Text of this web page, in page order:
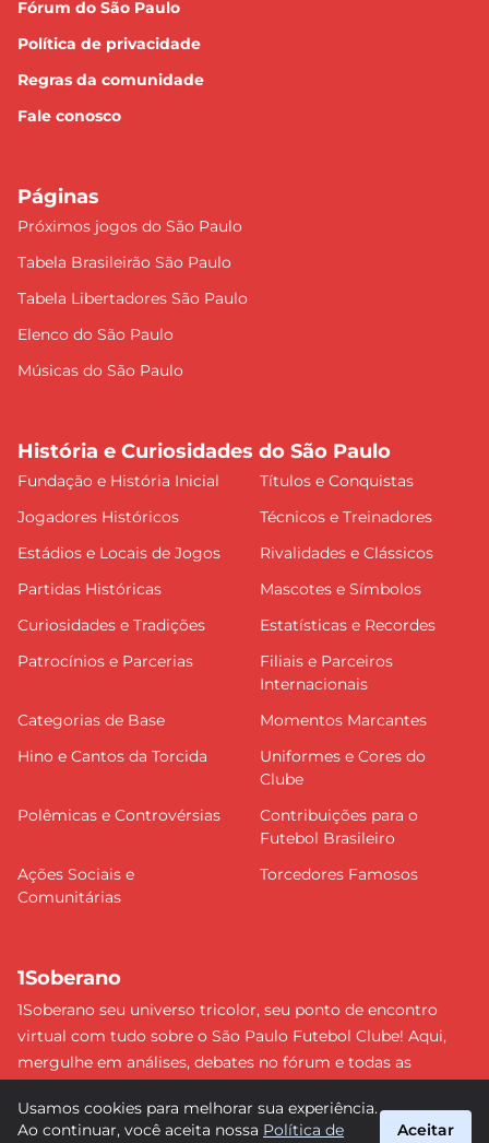
Fórum do São Paulo
Política de privacidade
Regras da comunidade
Fale conosco
Páginas
Próximos jogos do São Paulo
Tabela Brasileirão São Paulo
Tabela Libertadores São Paulo
Elenco do São Paulo
Músicas do São Paulo
História e Curiosidades do São Paulo
Fundação e História Inicial
Títulos e Conquistas
Jogadores Históricos
Técnicos e Treinadores
Estádios e Locais de Jogos
Rivalidades e Clássicos
Partidas Históricas
Mascotes e Símbolos
Curiosidades e Tradições
Estatísticas e Recordes
Patrocínios e Parcerias
Filiais e Parceiros
Internacionais
Categorias de Base
Momentos Marcantes
Hino e Cantos da Torcida
Uniformes e Cores do
Clube
Polêmicas e Controvérsias
Contribuições para o
Futebol Brasileiro
Ações Sociais e
Comunitárias
Torcedores Famosos
1Soberano
1Soberano seu universo tricolor, seu ponto de encontro
virtual com tudo sobre o São Paulo Futebol Clube! Aqui,
mergulhe em análises, debates no fórum e todas as
detalhe e faça parte dessa comunidade apaixonada pelo
Usamos cookies para melhorar sua experiência.
Ao continuar, você aceita nossa Política de
Aceitar